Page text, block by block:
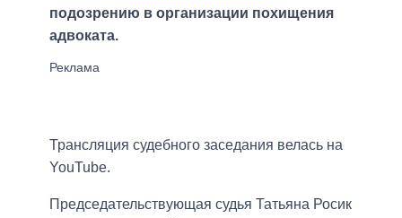
подозрению в организации похищения
адвоката.
Трансляция судебного заседания велась на
YouTube.
Председательствующая судья Татьяна Росик